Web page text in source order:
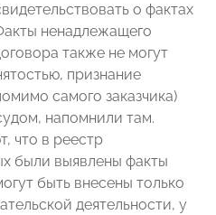
о фактах
ненадлежащего
также не могут
признание
самого заказчика)
напомнили там.
что в реестр
были выявлены факты
быть внесены только
деятельности, у